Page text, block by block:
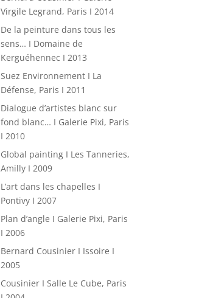
Virgile Legrand, Paris I 2014
De la peinture dans tous les
sens… I Domaine de
Kerguéhennec I 2013
Suez Environnement I La
Défense, Paris I 2011
Dialogue d’artistes blanc sur
fond blanc… I Galerie Pixi, Paris
I 2010
Global painting I Les Tanneries,
Amilly I 2009
L’art dans les chapelles I
Pontivy I 2007
Plan d’angle I Galerie Pixi, Paris
I 2006
Bernard Cousinier I Issoire I
2005
Cousinier I Salle Le Cube, Paris